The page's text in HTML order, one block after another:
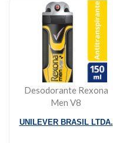
Desodorante Rexona
Men V8
Aerosol 150m...
UNILEVER BRASIL LTDA.